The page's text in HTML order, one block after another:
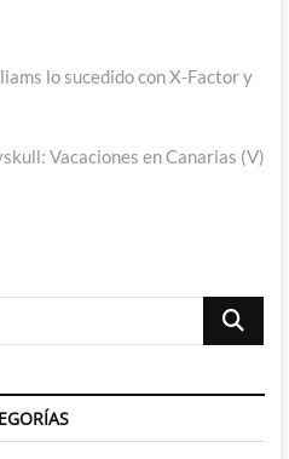
lo sucedido con X-Factor y
Vacaciones en Canarias (V)
Buscar